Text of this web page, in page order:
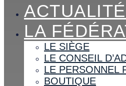
LA
LE SIÈGE
LE CONSEIL
LE PERSONNEL
BOUTIQUE